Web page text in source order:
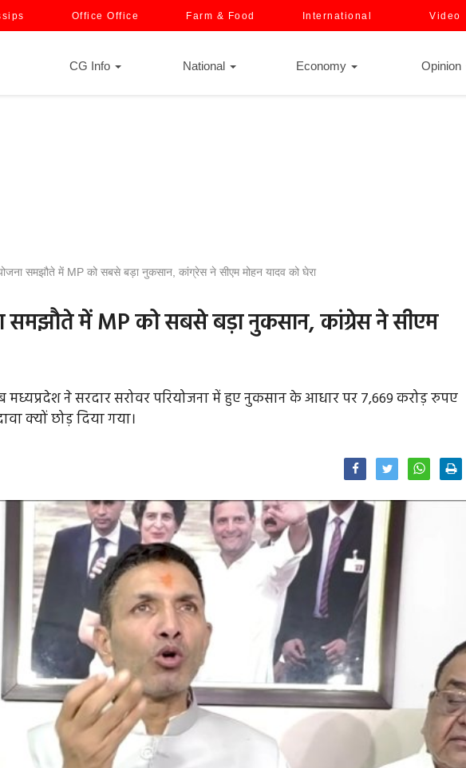
Office Office Farm & Food International Video
CG Info National Economy Opinion
समझौते में MP को सबसे बड़ा नुकसान, कांग्रेस ने सीएम मोहन यादव को घेरा
समझौते में MP को सबसे बड़ा नुकसान, कांग्रेस ने सीएम
मध्यप्रदेश ने सरदार सरोवर परियोजना में हुए नुकसान के आधार पर 7,669 करोड़ रुपए
क्यों छोड़ दिया गया।